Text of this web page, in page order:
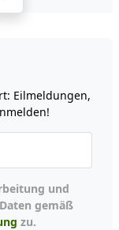
Eilmeldungen,
gemäß
zu.